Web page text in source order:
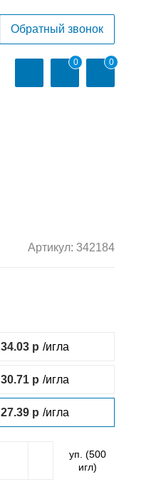
Обратный звонок
0 0
Артикул: 342184
34.03 /игла
30.71 /игла
27.39 /игла
уп. (500
игл)